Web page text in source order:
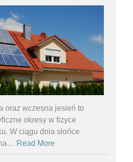
oraz wczesna jesień to
okresy w fizyce
W ciągu dnia słońce
… Read More